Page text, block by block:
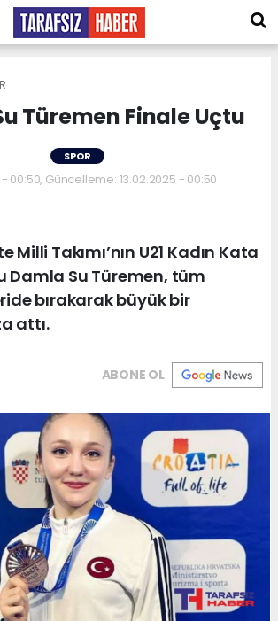
Türemen Finale Uçtu
SPOR
- 00:50, Güncelleme: 13.02.2025 - 00:50
Milli Takımı’nın U21 Kadın Kata
Damla Su Türemen, tüm
bırakarak büyük bir
attı.
ABONE OL